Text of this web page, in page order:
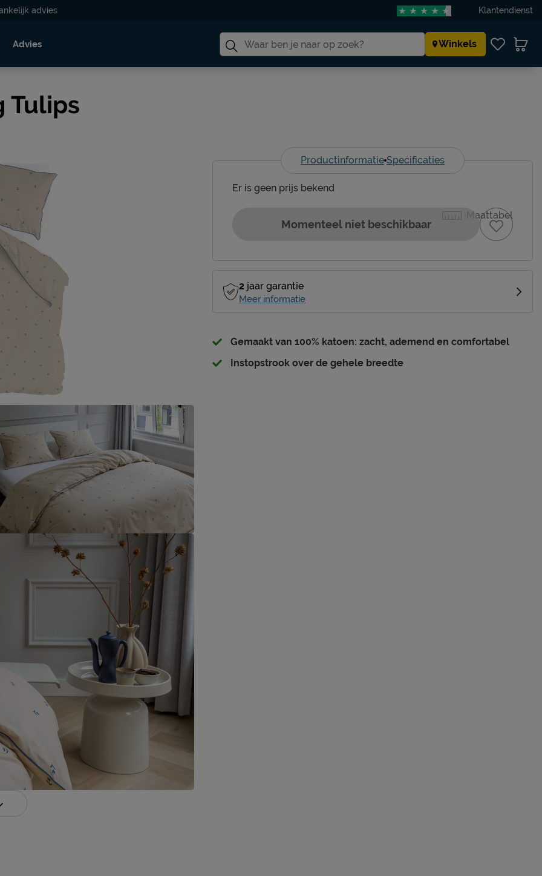
advies Klantendienst
Advies Winkels
Tulips
Productinformatie Specificaties
Maattabel
Er is geen prijs bekend
Momenteel niet beschikbaar
2 jaar garantie
Meer informatie
Gemaakt van 100% katoen: zacht, ademend en comfortabel
Instopstrook over de gehele breedte